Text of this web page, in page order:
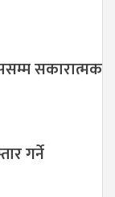
सकारात्मक
गर्ने